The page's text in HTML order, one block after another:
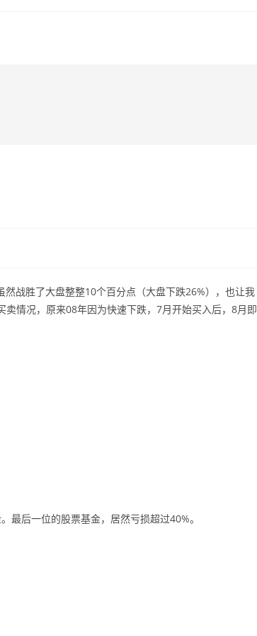
战胜了大盘整整10个百分点（大盘下跌26%），也让我
情况，原来08年因为快速下跌，7月开始买入后，8月即
最后一位的股票基金，居然亏损超过40%。